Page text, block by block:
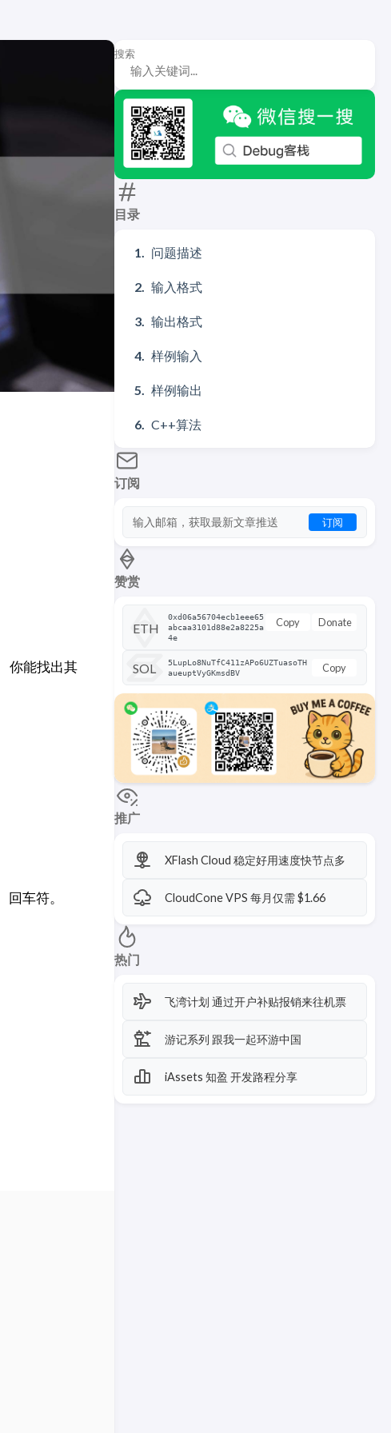
搜索
目录
问题描述
输入格式
输出格式
样例输入
样例输出
C++算法
订阅
订阅
赞赏
ETH
0xd06a56704ecb1eee65
abcaa3101d88e2a8225a
4e
Copy Donate
SOL
5LupLo8NuTfC411zAPo6UZTuasoTH
aueuptVyGKmsdBV
Copy
推广
XFlash Cloud 稳定好用速度快节点多
CloudCone VPS 每月仅需 $1.66
热门
飞湾计划 通过开户补贴报销来往机票
游记系列 跟我一起环游中国
iAssets 知盈 开发路程分享
能找出其
车符。